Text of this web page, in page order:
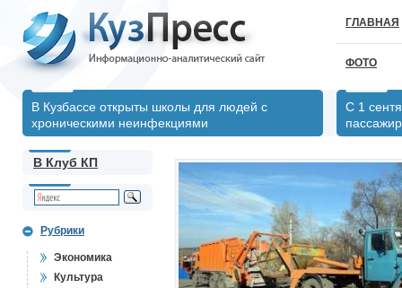
ГЛАВНАЯ
ФОТО
В Кузбассе открыты школы для людей с
хроническими неинфекциями
С 1
В Клуб КП
Рубрики
Экономика
Культура